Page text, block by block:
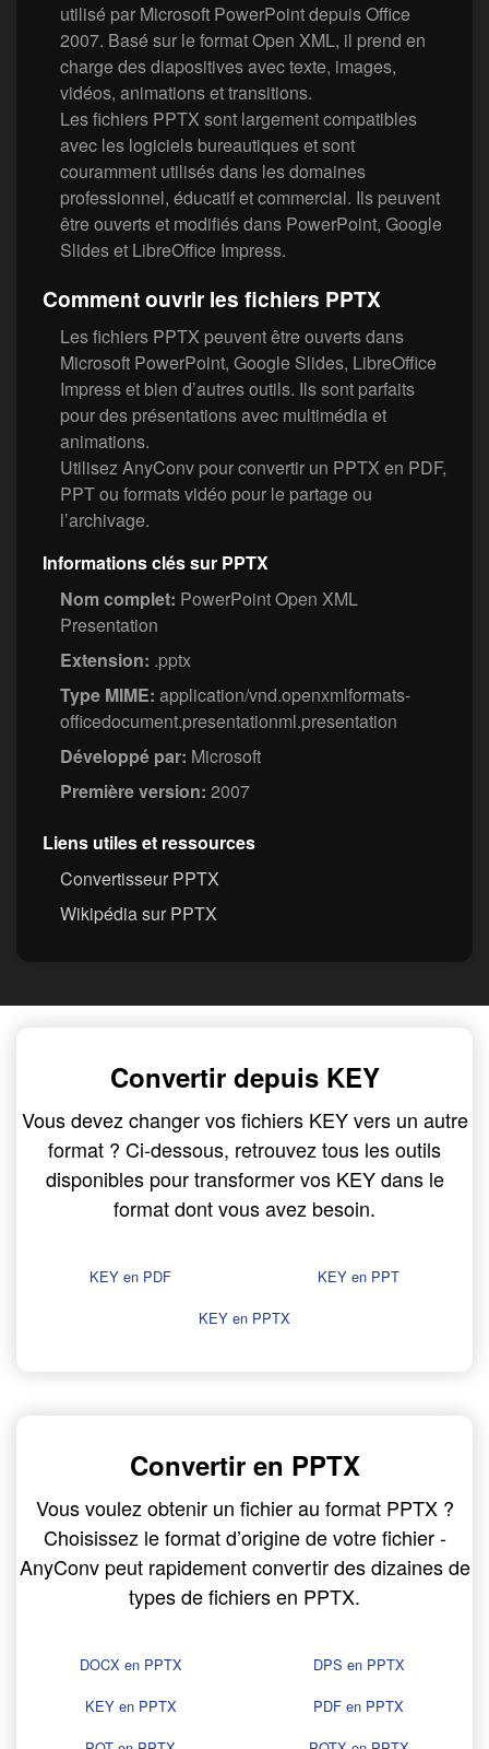
utilisé par Microsoft PowerPoint depuis Office
2007. Basé sur le format Open XML, il prend en
charge des diapositives avec texte, images,
vidéos, animations et transitions.
Les fichiers PPTX sont largement compatibles
avec les logiciels bureautiques et sont
couramment utilisés dans les domaines
professionnel, éducatif et commercial. Ils peuvent
être ouverts et modifiés dans PowerPoint, Google
Slides et LibreOffice Impress.
Comment ouvrir les fichiers PPTX
Les fichiers PPTX peuvent être ouverts dans
Microsoft PowerPoint, Google Slides, LibreOffice
Impress et bien d’autres outils. Ils sont parfaits
pour des présentations avec multimédia et
animations.
Utilisez AnyConv pour convertir un PPTX en PDF,
PPT ou formats vidéo pour le partage ou
l’archivage.
Informations clés sur PPTX
Nom complet: PowerPoint Open XML
Presentation
Extension: .pptx
Type MIME: application/vnd.openxmlformats-
officedocument.presentationml.presentation
Développé par: Microsoft
Première version: 2007
Liens utiles et ressources
Convertisseur PPTX
Wikipédia sur PPTX
Convertir depuis KEY
Vous devez changer vos fichiers KEY vers un autre
format ? Ci-dessous, retrouvez tous les outils
disponibles pour transformer vos KEY dans le
format dont vous avez besoin.
KEY en PDF
KEY en PPT
KEY en PPTX
Convertir en PPTX
Vous voulez obtenir un fichier au format PPTX ?
Choisissez le format d’origine de votre fichier -
AnyConv peut rapidement convertir des dizaines de
types de fichiers en PPTX.
DOCX en PPTX
DPS en PPTX
KEY en PPTX
PDF en PPTX